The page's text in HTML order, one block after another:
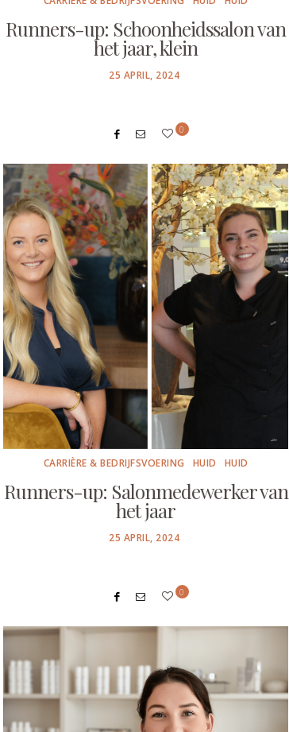
Runners-up: Schoonheidssalon van
het jaar, klein
POSTED
25 APRIL, 2024
0
CARRIÈRE & BEDRIJFSVOERING HUID HUID
Runners-up: Salonmedewerker van
het jaar
POSTED
25 APRIL, 2024
0